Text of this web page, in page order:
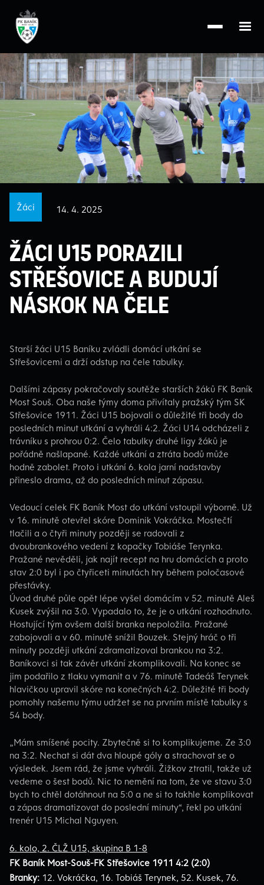
Žáci 14. 4. 2025
Žáci U15 porazili
Střešovice a budují
náskok na čele
Starší žáci U15 Baníku zvládli domácí utkání se
Střešovicemi a drží odstup na čele tabulky.
Dalšími zápasy pokračovaly soutěže starších žáků FK Baník
Most Souš. Oba naše týmy doma přivítaly pražský tým SK
Střešovice 1911. Žáci U15 bojovali o důležité tři body do
posledních minut utkání a vyhráli 4:2. Žáci U14 odcházeli z
trávníku s prohrou 0:2. Čelo tabulky druhé ligy žáků je
pořádně našlapané. Každé utkání a ztráta bodů může
hodně zabolet. Proto i utkání 6. kola jarní nadstavby
přineslo drama, až do posledních minut zápasu.
Vedoucí celek FK Baník Most do utkání vstoupil výborně. Už
v 16. minutě otevřel skóre Dominik Vokráčka. Mostečtí
tlačili a o čtyři minuty později se radovali z
dvoubrankového vedení z kopačky Tobiáše Terynka.
Pražané nevěděli, jak najít recept na hru domácích a proto
stav 2:0 byl i po čtyřiceti minutách hry během poločasové
přestávky.
Úvod druhé půle opět lépe vyšel domácím v 52. minutě Aleš
Kusek zvýšil na 3:0. Vypadalo to, že je o utkání rozhodnuto.
Hostující tým ovšem další branka nepoložila. Pražané
zabojovali a v 60. minutě snížil Bouzek. Stejný hráč o tři
minuty později utkání zdramatizoval brankou na 3:2.
Baníkovci si tak závěr utkání zkomplikovali. Na konec se
jim podařilo z tlaku vymanit a v 76. minutě Tadeáš Terynek
hlavičkou upravil skóre na konečných 4:2. Důležité tři body
pomohly našemu týmu udržet se na prvním místě tabulky s
54 body.
„Mám smíšené pocity. Zbytečně si to komplikujeme. Ze 3:0
na 3:2. Nechat si dát dva hloupé góly a strachovat se o
výsledek. Jsem rád, že jsme vyhráli. Žižkov ztratil, takže už
vedeme o šest bodů. Nic to nemění na tom, že ve stavu 3:0
bych to chtěl dotáhnout na 5:0 a ne si to takhle komplikovat
a zápas dramatizovat do poslední minuty“, řekl po utkání
trenér U15 Michal Nguyen.
6. kolo, 2. ČLŽ U15, skupina B 1-8
FK Baník Most-Souš-FK Střešovice 1911 4:2 (2:0)
Branky: 12. Vokráčka, 16. Tobiáš Terynek, 52. Kusek, 76.